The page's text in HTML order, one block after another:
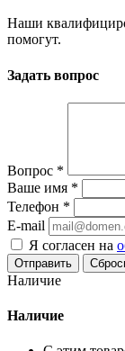
Наши
помогут.
Задать вопрос
Вопрос *
Ваше имя *
Телефон *
E-mail
Я согласен на
Наличие
Наличие